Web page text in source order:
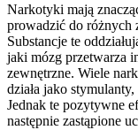
Narkotyki mają
prowadzić do różnych
Substancje te
jaki mózg przetwarza
zewnętrzne. Wiele
działa jako
Jednak te pozytywne
następnie zastąpione